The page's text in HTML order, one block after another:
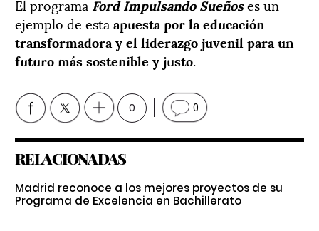
El programa Ford Impulsando Sueñoses un
ejemplo de esta apuesta por la educación
transformadora y el liderazgo juvenil para un
futuro más sostenible y justo.
0 0
RELACIONADAS
Madrid reconoce a los mejores proyectos de su
Programa de Excelencia en Bachillerato